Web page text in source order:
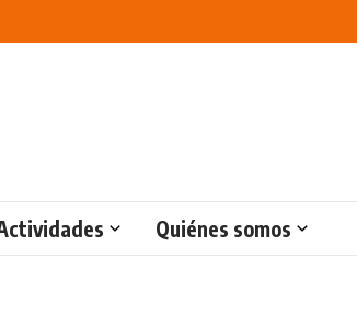
Quiénes somos